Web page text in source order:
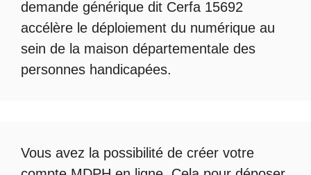
demande générique dit Cerfa 15692
accélère le déploiement du numérique au
sein de la maison départementale des
personnes handicapées.
Vous avez la possibilité de créer votre